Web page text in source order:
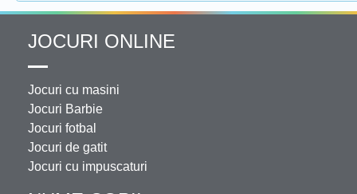
JOCURI ONLINE
Jocuri cu masini
Jocuri Barbie
Jocuri fotbal
Jocuri de gatit
Jocuri cu impuscaturi